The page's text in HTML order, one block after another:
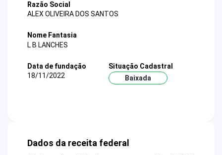
Razão Social
ALEX OLIVEIRA DOS SANTOS
Nome Fantasia
L B LANCHES
Data de fundação
18/11/2022
Situação Cadastral
Baixada
Dados da receita federal